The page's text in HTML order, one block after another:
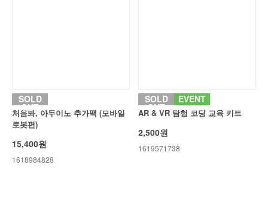
SOLD
OUT
처음봐, 아두이노 추가팩 (모바일
로봇편)
15,400원
1618984828
SOLD
OUT
EVENT
AR & VR 탐험 코딩 교육 키트
2,500원
1619571738